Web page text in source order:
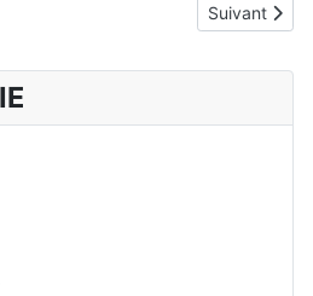
Article
Suivant